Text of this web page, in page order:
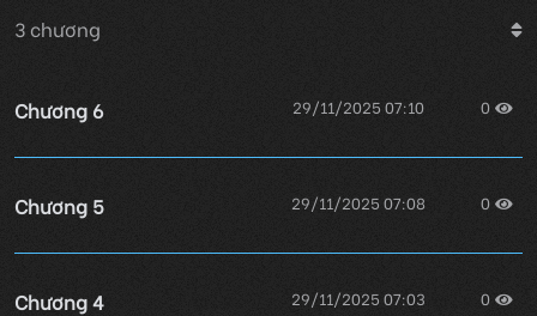
3chương
Chương 6 29/11/2025 07:10 0
Chương 5 29/11/2025 07:08 0
Chương 4 29/11/2025 07:03 0